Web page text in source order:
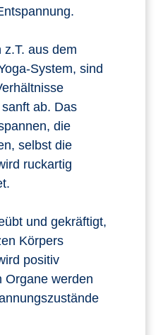
aus dem
System, sind
ab. Das
die
selbst die
ruckartig
und gekräftigt,
Körpers
positiv
Organe werden